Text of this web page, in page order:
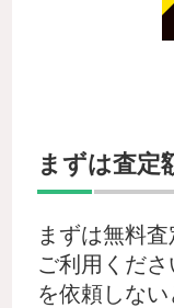
まずは査定
まずは無料
ご利用くだ
を依頼しな